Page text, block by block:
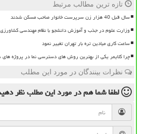
تازه ترین مطالب مرتبط
سال قبل 40 هزار زن سرپرست خانوار صاحب مسکن شدند
وزارت علوم در جذب و آموزش دانشجو با نظام مهندسی
ساعت کاری میادین تره بار تهران تغییر نمود
چرا کلایمر یکی از بهترین روش های دسترسی نما در پروژه
نظرات بینندگان در مورد این مطلب
لطفا شما همدر مورد این مطلبنظر